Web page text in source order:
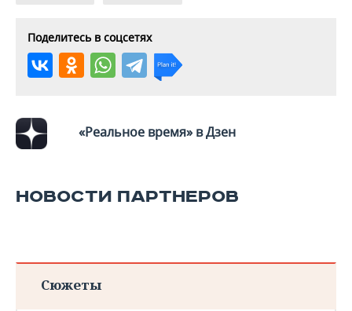
ХОККЕЙ С МЯЧОМ
ПРОИСШЕСТВИЯ
Поделитесь в соцсетях
«Реальное время» в Дзен
НОВОСТИ ПАРТНЕРОВ
Сюжеты